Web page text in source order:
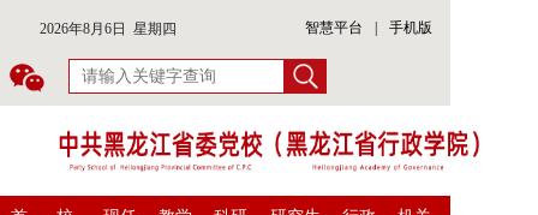
2026年8月6日 星期四 智慧平台 手机版